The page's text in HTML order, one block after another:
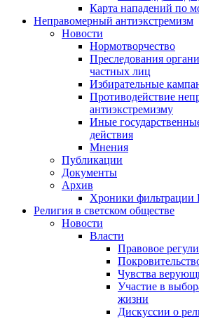
Карта нападений по
Неправомерный антиэкстремизм
Новости
Нормотворчество
Преследования
частных лиц
Избирательные
Противодействие
антиэкстремизму
Иные
действия
Мнения
Публикации
Документы
Архив
Хроники фильтрации
Религия в светском обществе
Новости
Власти
Правовое
Чувства
Участие в
жизни
Дискуссии о